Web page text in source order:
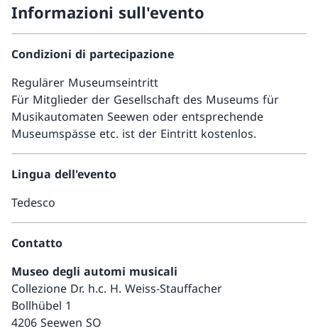
Informazioni sull'evento
Condizioni di partecipazione
Regulärer Museumseintritt
Für Mitglieder der Gesellschaft des Museums für
Musikautomaten Seewen oder entsprechende
Museumspässe etc. ist der Eintritt kostenlos.
Lingua dell'evento
Tedesco
Contatto
Museo degli automi musicali
Collezione Dr. h.c. H. Weiss-Stauffacher
Bollhübel 1
4206 Seewen SO